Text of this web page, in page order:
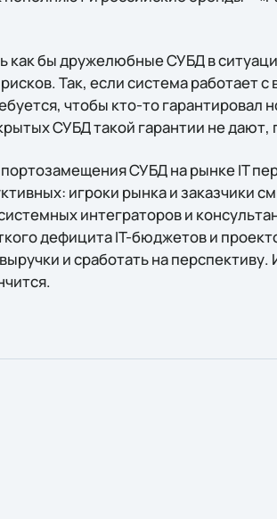
как бы дружелюбные СУБД в
Так, если система работает
чтобы кто-то гарантировал
СУБД такой гарантии не дают,
СУБД на рынке IT
игроки рынка и заказчики
интеграторов и
дефицита IT-бюджетов и
и сработать на